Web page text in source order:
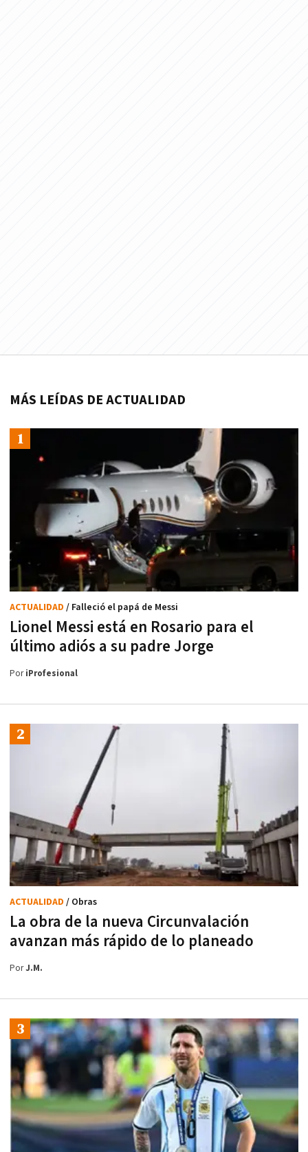
MÁS LEÍDAS DE ACTUALIDAD
Lionel Messi está en Rosario para el
último adiós a su padre Jorge
ACTUALIDAD / Falleció el papá de Messi
PoriProfesional
La obra de la nueva Circunvalación
avanzan más rápido de lo planeado
ACTUALIDAD / Obras
PorJ.M.